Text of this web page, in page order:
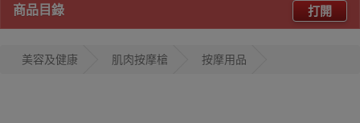
商品目錄 打開
美容及健康 肌肉按摩槍 按摩用品